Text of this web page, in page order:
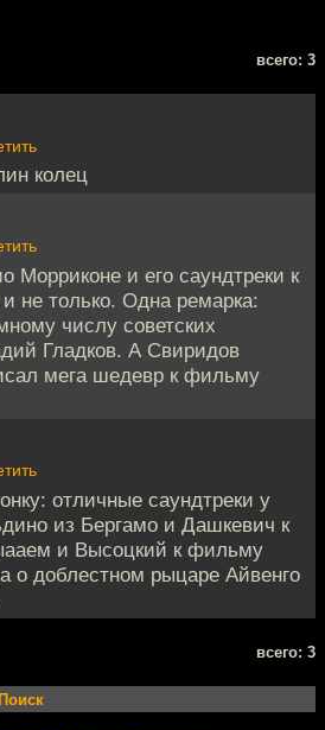
всего: 3
колец
Морриконе и его саундтреки к
не только. Одна ремарка:
числу советских
Гладков. А Свиридов
мега шедевр к фильму
отличные саундтреки у
из Бергамо и Дашкевич к
и Высоцкий к фильму
о доблестном рыцаре Айвенго
всего: 3
Поиск